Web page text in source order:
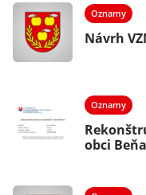
Oznamy
Návrh
Oznamy
obci